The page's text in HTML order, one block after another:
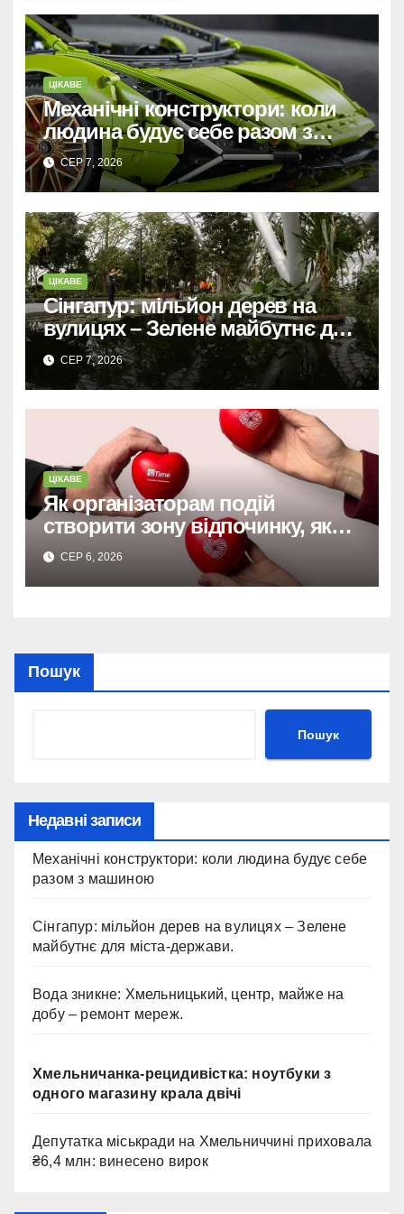
ЦІКАВЕ
Механічні конструктори: коли
людина будує себе разом з
машиною
СЕР 7, 2026
ЦІКАВЕ
Сінгапур: мільйон дерев на
вулицях – Зелене майбутнє для
міста-держави.
СЕР 7, 2026
ЦІКАВЕ
Як організаторам подій
створити зону відпочинку, яку
запам’ятають гості
СЕР 6, 2026
Пошук
Пошук
Недавні записи
Механічні конструктори: коли людина будує себе
разом з машиною
Сінгапур: мільйон дерев на вулицях – Зелене
майбутнє для міста-держави.
Вода зникне: Хмельницький, центр, майже на
добу – ремонт мереж.
Хмельничанка-рецидивістка: ноутбуки з
одного магазину крала двічі
Депутатка міськради на Хмельниччині приховала
₴6,4 млн: винесено вирок